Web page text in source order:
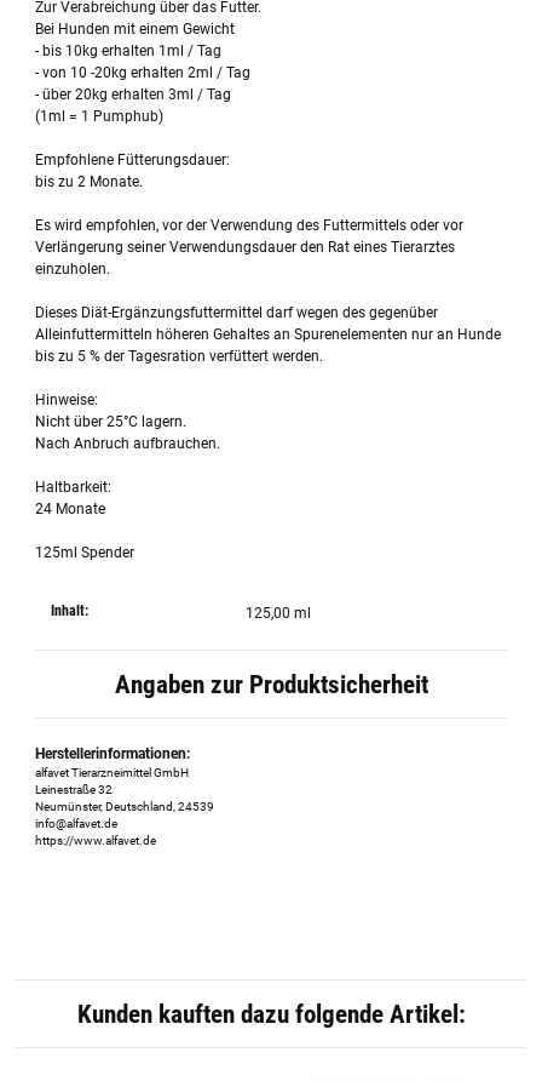
Zur Verabreichung über das Futter.
Bei Hunden mit einem Gewicht
- bis 10kg erhalten 1ml / Tag
- von 10 -20kg erhalten 2ml / Tag
- über 20kg erhalten 3ml / Tag
(1ml = 1 Pumphub)
Empfohlene Fütterungsdauer:
bis zu 2 Monate.
Es wird empfohlen, vor der Verwendung des Futtermittels oder vor
Verlängerung seiner Verwendungsdauer den Rat eines Tierarztes
einzuholen.
Dieses Diät-Ergänzungsfuttermittel darf wegen des gegenüber
Alleinfuttermitteln höheren Gehaltes an Spurenelementen nur an Hunde
bis zu 5 % der Tagesration verfüttert werden.
Hinweise:
Nicht über 25°C lagern.
Nach Anbruch aufbrauchen.
Haltbarkeit:
24 Monate
125ml Spender
Inhalt: 125,00 ml
Angaben zur Produktsicherheit
Herstellerinformationen:
alfavet Tierarzneimittel GmbH
Leinestraße 32
Neumünster, Deutschland, 24539
info@alfavet.de
https://www.alfavet.de
Kunden kauften dazu folgende Artikel: